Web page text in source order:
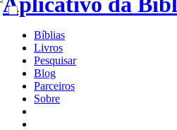
Bíblias
Livros
Pesquisar
Blog
Parceiros
Sobre